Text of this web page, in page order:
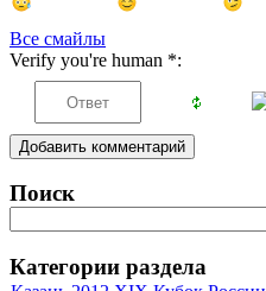
Все смайлы
Verify you're human *:
Добавить комментарий
Поиск
Категории раздела